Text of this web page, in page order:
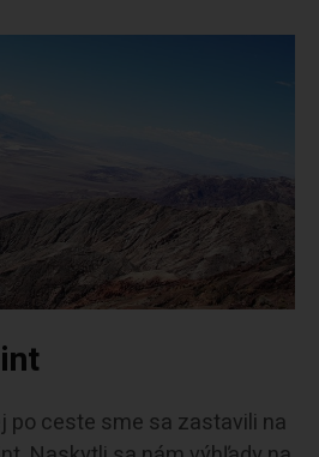
po ceste sme sa zastavili na